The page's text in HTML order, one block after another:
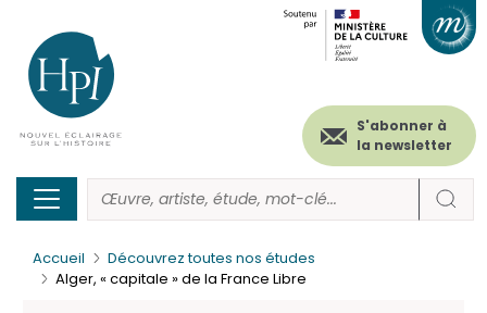
contenu
principal
Menu
secondaire
(header)
S'abonner à
la newsletter
Accueil
Découvrez toutes nos études
Alger, « capitale » de la France Libre